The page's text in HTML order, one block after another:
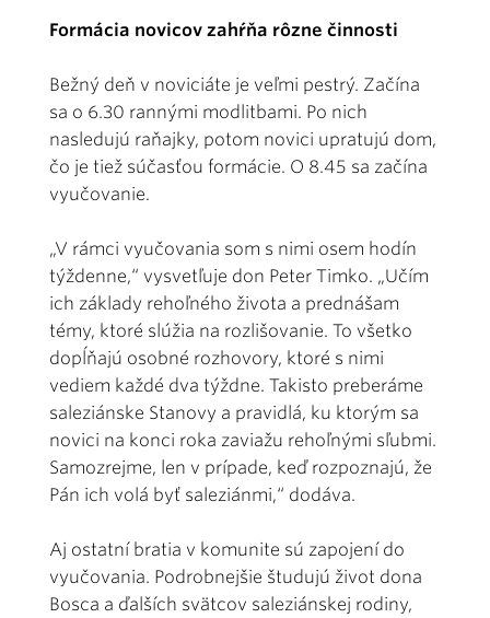
Formácia novicov zahŕňa rôzne činnosti
Bežný deň v noviciáte je veľmi pestrý. Začína
sa o 6.30 rannými modlitbami. Po nich
nasledujú raňajky, potom novici upratujú dom,
čo je tiež súčasťou formácie. O 8.45 sa začína
vyučovanie.
„V rámci vyučovania som s nimi osem hodín
týždenne,“ vysvetľuje don Peter Timko. „Učím
ich základy rehoľného života a prednášam
témy, ktoré slúžia na rozlišovanie. To všetko
dopĺňajú osobné rozhovory, ktoré s nimi
vediem každé dva týždne. Takisto preberáme
saleziánske Stanovy a pravidlá, ku ktorým sa
novici na konci roka zaviažu rehoľnými sľubmi.
Samozrejme, len v prípade, keď rozpoznajú, že
Pán ich volá byť saleziánmi,“ dodáva.
Aj ostatní bratia v komunite sú zapojení do
vyučovania. Podrobnejšie študujú život dona
Bosca a ďalších svätcov saleziánskej rodiny,